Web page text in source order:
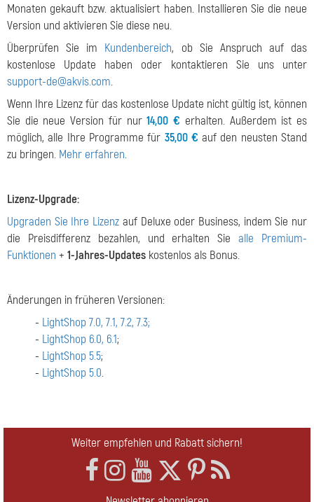
Monaten gekauft bzw. aktualisiert haben. Installieren Sie die neue
Version und aktivieren Sie diese neu.
Überprüfen Sie im Kundenbereich, ob Sie Anspruch auf das
kostenlose Update haben oder kontaktieren Sie uns unter
support-de@akvis.com.
Wenn Ihre Lizenz für das kostenlose Update nicht gültig ist, können
Sie die neue Version für nur14,00 € erhalten. Außerdem ist es
möglich, alle Ihre Programme für 35,00 € auf den neusten Stand
zu bringen. Mehr erfahren.
Lizenz-Upgrade:
Upgraden Sie Ihre Lizenz auf Deluxe oder Business, indem Sie nur
die Preisdifferenz bezahlen, und erhalten Siealle Premium-
Funktionen + 1-Jahres-Updates kostenlos als Bonus.
Änderungen in früheren Versionen:
- LightShop 7.0, 7.1, 7.2, 7.3;
- LightShop 6.0, 6.1;
- LightShop 5.5;
- LightShop 5.0.
Weiter empfehlen und Rabatt sichern!